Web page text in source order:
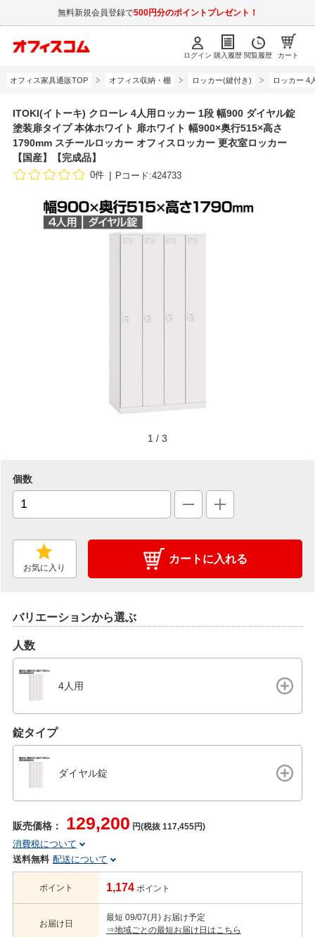
無料新規会員登録で500円分のポイントプレゼント！
ログイン 購入履歴 閲覧履歴 カート
オフィス家具通販TOP オフィス収納・棚 ロッカー(鍵付き) ロッカー 4
ITOKI(イトーキ) クローレ 4人用ロッカー 1段 幅900 ダイヤル錠
塗装扉タイプ 本体ホワイト 扉ホワイト 幅900×奥行515×高さ
1790mm スチールロッカー オフィスロッカー 更衣室ロッカー
【国産】【完成品】
0件 Pコード:424733
1 / 3
個数
お気に入り
カートに入れる
バリエーションから選ぶ
人数
4人用
錠タイプ
ダイヤル錠
販売価格： 129,200 円(税抜 117,455円)
消費税について
送料無料 配送について
ポイント 1,174 ポイント
お届け日
最短 09/07(月) お届け予定
⇒地域ごとの最短お届け日はこちら